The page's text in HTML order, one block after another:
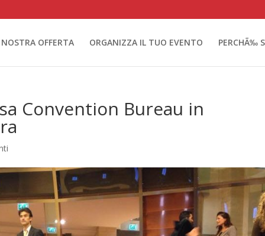
OFFERTA ORGANIZZA IL TUO EVENTO PERCHÃ‰
Convention Bureau in